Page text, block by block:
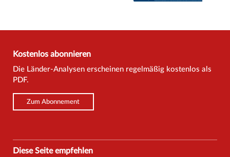
Kostenlos abonnieren
Die Länder-Analysen erscheinen regelmäßig kostenlos als
PDF.
Zum Abonnement
Diese Seite empfehlen